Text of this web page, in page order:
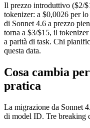
Il prezzo introduttivo ($2/
tokenizer: a $0,0026 per
di Sonnet 4.6 a prezzo
torna a $3/$15, il
a parità di task. Chi
questa data.
Cosa cambia
pratica
La migrazione da Sonnet
di model ID. Tre breaking